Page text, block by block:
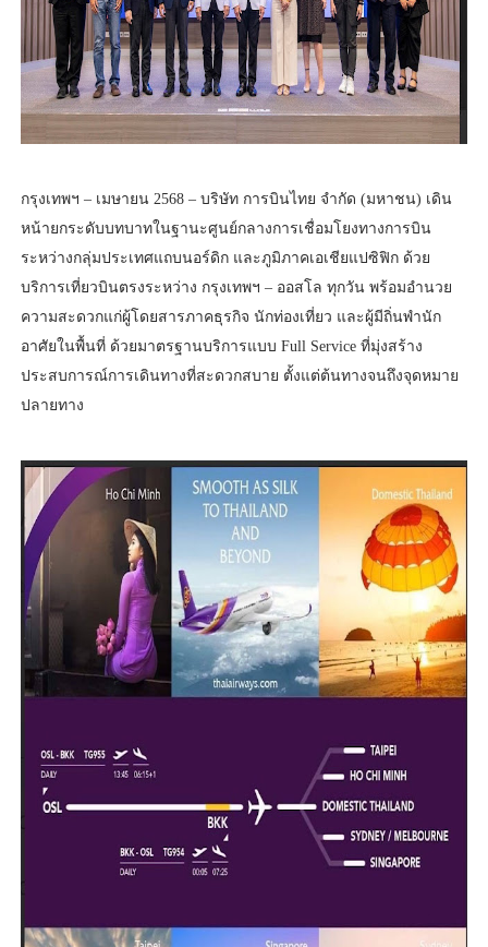
กรุงเทพฯ – เมษายน 2568 – บริษัท การบินไทย จำกัด (มหาชน) เดิน
หน้ายกระดับบทบาทในฐานะศูนย์กลางการเชื่อมโยงทางการบิน
ระหว่างกลุ่มประเทศแถบนอร์ดิก และภูมิภาคเอเชียแปซิฟิก ด้วย
บริการเที่ยวบินตรงระหว่าง กรุงเทพฯ – ออสโล ทุกวัน พร้อมอำนวย
ความสะดวกแก่ผู้โดยสารภาคธุรกิจ นักท่องเที่ยว และผู้มีถิ่นพำนัก
อาศัยในพื้นที่ ด้วยมาตรฐานบริการแบบ Full Service ที่มุ่งสร้าง
ประสบการณ์การเดินทางที่สะดวกสบาย ตั้งแต่ต้นทางจนถึงจุดหมาย
ปลายทาง